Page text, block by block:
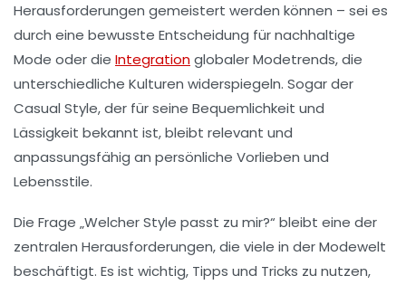
Herausforderungen gemeistert werden können – sei es
durch eine bewusste Entscheidung fürnachhaltige
Mode oder die IntegrationglobalerModetrends, die
unterschiedliche Kulturen widerspiegeln. Sogar der
Casual Style, der für seine Bequemlichkeit und
Lässigkeit bekannt ist, bleibt relevant und
anpassungsfähig an persönliche Vorlieben und
Lebensstile.
Die Frage „Welcher Style passt zu mir?“ bleibt eine der
zentralen Herausforderungen, die viele in der Modewelt
beschäftigt. Es ist wichtig, Tipps und Tricks zu nutzen,